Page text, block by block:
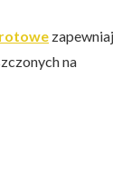
na